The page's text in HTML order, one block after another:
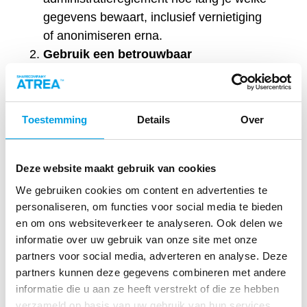
Toestemming Details Over
Deze website maakt gebruik van cookies
We gebruiken cookies om content en advertenties te
personaliseren, om functies voor social media te bieden
en om ons websiteverkeer te analyseren. Ook delen we
informatie over uw gebruik van onze site met onze
partners voor social media, adverteren en analyse. Deze
partners kunnen deze gegevens combineren met andere
informatie die u aan ze heeft verstrekt of die ze hebben
gegevens bewaart, inclusief vernietiging
of anonimiseren erna.
Gebruik een betrouwbaar
registratiesysteem
Zorg dat je tijdregistratiesoftware
bewaartermijnen kunnen worden
Toegankelijkheid & beschikbaarheid
Zorg dat geregistreerde gegevens op
verzoek beschikbaar zijn voor
werknemer en inspectie.
Bewustzijn van digitale archivering
Wanneer digitaal bewaard wordt, moet je
zorgen dat de bestanden leesbaar
blijven en dat bij een controle de